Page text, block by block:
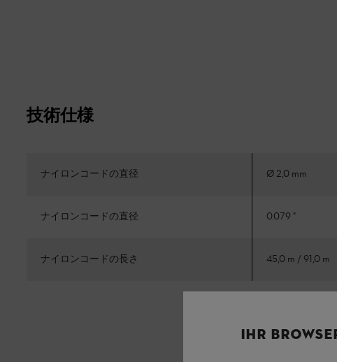
技術仕様
ナイロンコードの直径 Ø 2,0 mm
ナイロンコードの直径 0.079 "
ナイロンコードの長さ 45,0 m / 91,0 m
IHR